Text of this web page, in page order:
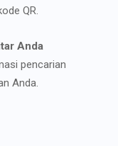
QR.
Anda
pencarian
Anda.